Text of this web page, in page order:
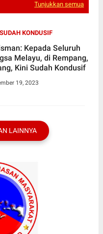
Tunjukkan semua
KONDUSIF
Kepada Seluruh
Melayu, di Rempang,
Kini Sudah Kondusif
19, 2023
LAINNYA